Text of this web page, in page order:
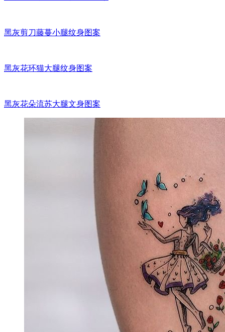
黑灰剪刀藤蔓小腿纹身图案
黑灰花环猫大腿纹身图案
黑灰花朵流苏大腿文身图案